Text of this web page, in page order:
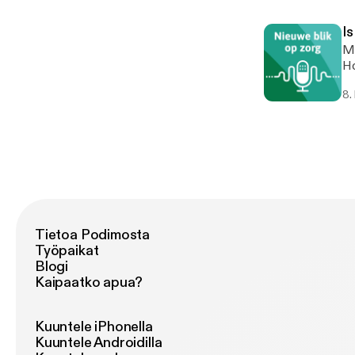
8.
Tietoa Podimosta
Työpaikat
Blogi
Kaipaatko apua?
Kuuntele iPhonella
Kuuntele Androidilla